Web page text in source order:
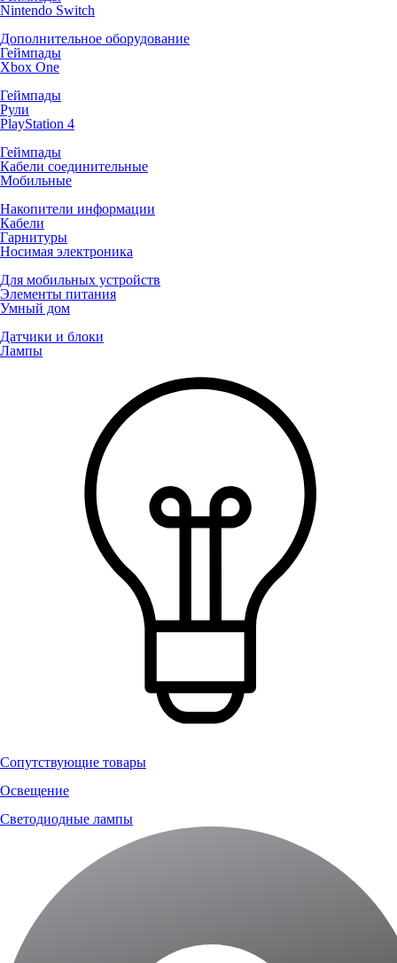
Nintendo Switch
Дополнительное оборудование
Геймпады
Xbox One
Геймпады
Рули
PlayStation 4
Геймпады
Кабели соединительные
Мобильные
Накопители информации
Кабели
Гарнитуры
Носимая электроника
Для мобильных устройств
Элементы питания
Умный дом
Датчики и блоки
Лампы
Сопутствующие товары
Освещение
Светодиодные лампы